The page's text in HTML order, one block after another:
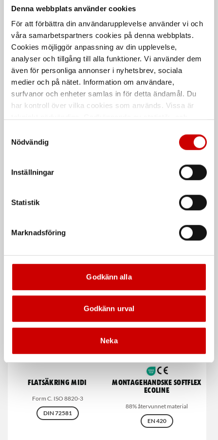
Denna webbplats använder cookies
För att förbättra din användarupplevelse använder vi och
våra samarbetspartners cookies på denna webbplats.
Cookies möjliggör anpassning av din upplevelse,
analyser och tillgång till alla funktioner. Vi använder dem
även för personliga annonser i nyhetsbrev, sociala
medier och på nätet. Information om användare,
surfvanor och enheter samlas in för detta ändamål. Du
har kontroll över vilka cookies som används. Vissa är
länder utanför EU med olika dataskyddsnormer. Genom
att godkänna samtycker du till sådana överföringar. Läs
Nödvändig
Inställningar
Statistik
Marknadsföring
Godkänn alla
Godkänn urval
Neka
Flatsäkring Midi
Form C. ISO 8820-3
Flatsäkring Micro 2
5-20 Ampere. OEM-kvalité
20 - 100 Ampere
Säkring mini, midi och
maxi sortiment
De som köpte, köpte även
Flatsäkring Midi
Form C. ISO 8820-3
DIN 72581
Kampanj
Montagehandske Softflex
Ecoline
88% återvunnet material
EN 420